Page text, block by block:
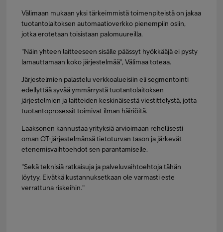
Välimaan mukaan yksi tärkeimmistä toimenpiteistä on jakaa
tuotantolaitoksen automaatioverkko pienempiin osiin,
jotka erotetaan toisistaan palomuureilla.
"Näin yhteen laitteeseen sisälle päässyt hyökkääjä ei pysty
lamauttamaan koko järjestelmää", Välimaa toteaa.
Järjestelmien palastelu verkkoalueisiin eli segmentointi
edellyttää syvää ymmärrystä tuotantolaitoksen
järjestelmien ja laitteiden keskinäisestä viestittelystä, jotta
tuotantoprosessit toimivat ilman häiriöitä.
Laaksonen kannustaa yrityksiä arvioimaan rehellisesti
oman OT-järjestelmänsä tietoturvan tason ja järkevät
etenemisvaihtoehdot sen parantamiselle.
"Sekä teknisiä ratkaisuja ja palveluvaihtoehtoja tähän
löytyy. Eivätkä kustannuksetkaan ole varmasti este
verrattuna riskeihin."